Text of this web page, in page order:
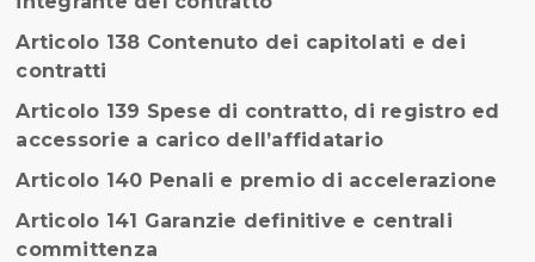
Articolo 138 Contenuto dei capitolati e dei
contratti
Articolo 139 Spese di contratto, di registro ed
accessorie a carico dell’affidatario
Articolo 140 Penali e premio di accelerazione
Articolo 141 Garanzie definitive e centrali
committenza